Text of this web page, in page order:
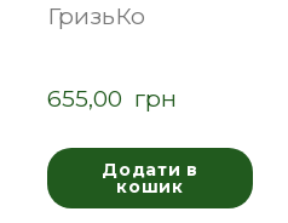
ГризьКо
655,00  грн
Додати в
кошик